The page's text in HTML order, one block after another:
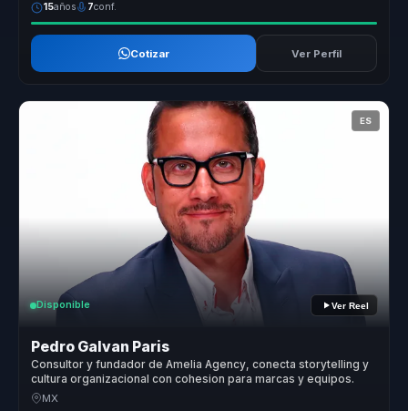
15años 7conf.
Cotizar Ver Perfil
ES
Disponible Ver Reel
Pedro Galvan Paris
Consultor y fundador de Amelia Agency, conecta storytelling y
cultura organizacional con cohesion para marcas y equipos.
MX